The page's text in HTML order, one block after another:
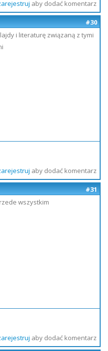
aby dodać komentarz
#30
i literaturę związaną z tymi
aby dodać komentarz
#31
wszystkim
aby dodać komentarz